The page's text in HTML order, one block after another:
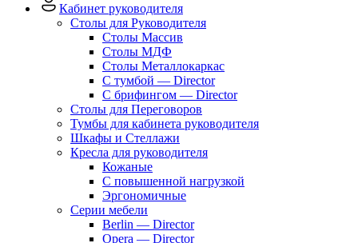
Кабинет руководителя
Столы для Руководителя
Столы Массив
Столы МДФ
Столы Металлокаркас
С тумбой — Director
C брифингом — Director
Столы для Переговоров
Тумбы для кабинета руководителя
Шкафы и Стеллажи
Кресла для руководителя
Кожаные
С повышенной нагрузкой
Эргономичные
Серии мебели
Berlin — Director
Opera — Director